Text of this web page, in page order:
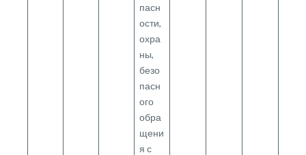
пасн
ости,
охра
ны,
безо
пасн
ого
обра
щени
я с